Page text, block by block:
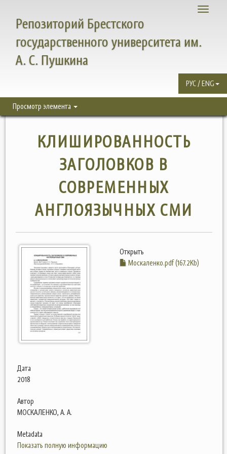
Toggle
Репозиторий Брестского
государственного университета им.
А. С. Пушкина
РУС / ENG
Просмотр элемента
КЛИШИРОВАННОСТЬ
ЗАГОЛОВКОВ В
СОВРЕМЕННЫХ
АНГЛОЯЗЫЧНЫХ СМИ
Открыть
Москаленко.pdf (167.2Kb)
Дата
2018
Автор
МОСКАЛЕНКО, А. А.
Metadata
Показать полную информацию